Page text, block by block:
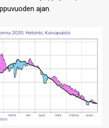
ajan.